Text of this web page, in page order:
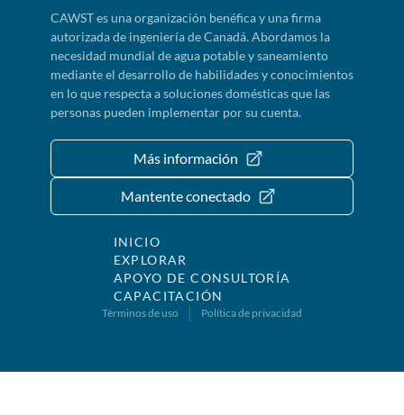
CAWST es una organización benéfica y una firma
autorizada de ingeniería de Canadá. Abordamos la
necesidad mundial de agua potable y saneamiento
mediante el desarrollo de habilidades y conocimientos
en lo que respecta a soluciones domésticas que las
personas pueden implementar por su cuenta.
Más información
Mantente conectado
INICIO
EXPLORAR
APOYO DE CONSULTORÍA
CAPACITACIÓN
Términos de uso Política de privacidad